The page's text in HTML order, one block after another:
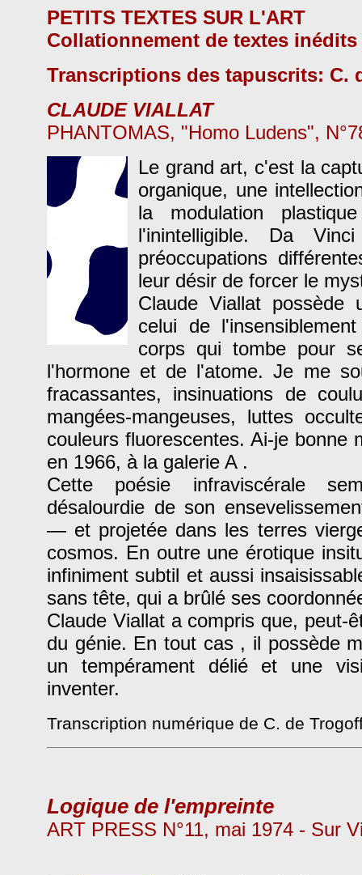
PETITS TEXTES SUR L'ART
Collationnement de textes
Transcriptions des tapuscrits: C.
CLAUDE VIALLAT
PHANTOMAS, "Homo Ludens",
Le grand art, c'est la
organique, une
la modulation
l'inintelligible. Da
préoccupations
leur désir de forcer le
Claude Viallat
celui de
corps qui tombe pour
l'hormone et de l'atome. Je me
fracassantes, insinuations de
mangées-mangeuses, luttes
couleurs fluorescentes. Ai-je bonne
en 1966, à la galerie A .
Cette poésie infraviscérale
désalourdie de son
— et projetée dans les terres
cosmos. En outre une érotique
infiniment subtil et aussi
sans tête, qui a brûlé ses
Claude Viallat a compris que, peut-
du génie. En tout cas , il possède
un tempérament délié et une
inventer.
Transcription numérique de C. de
Logique de l'empreinte
ART PRESS N°11, mai 1974 - Sur